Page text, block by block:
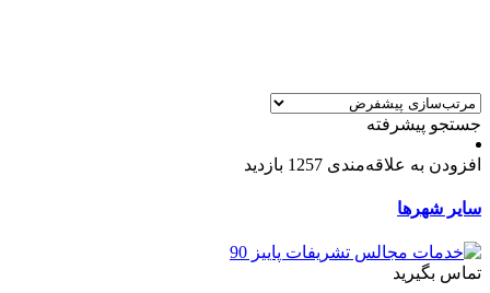
جستجو پیشرفته
افزودن به علاقه‌مندی 1257 بازدید
سایر شهرها
تماس بگیرید